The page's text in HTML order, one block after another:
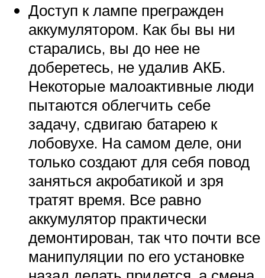
Доступ к лампе прегражден
аккумулятором. Как бы вы ни
старались, вы до нее не
доберетесь, не удалив АКБ.
Некоторые малоактивные люди
пытаются облегчить себе
задачу, сдвигаю батарею к
лобовухе. На самом деле, они
только создают для себя повод
заняться акробатикой и зря
тратят время. Все равно
аккумулятор практически
демонтирован, так что почти все
манипуляции по его установке